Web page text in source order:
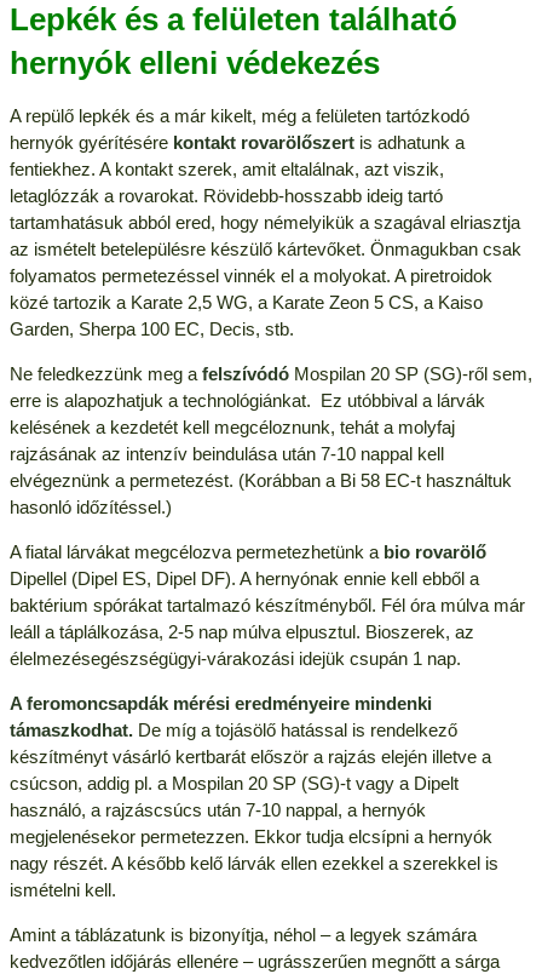
Lepkék és a felületen található
hernyók elleni védekezés
A repülő lepkék és a már kikelt, még a felületen tartózkodó
hernyók gyérítésére kontakt rovarölőszertis adhatunk a
fentiekhez. A kontakt szerek, amit eltalálnak, azt viszik,
letaglózzák a rovarokat. Rövidebb-hosszabb ideig tartó
tartamhatásuk abból ered, hogy némelyikük a szagával elriasztja
az ismételt betelepülésre készülő kártevőket. Önmagukban csak
folyamatos permetezéssel vinnék el a molyokat. A piretroidok
közé tartozik a Karate 2,5 WG, a Karate Zeon 5 CS, a Kaiso
Garden, Sherpa 100 EC, Decis, stb.
Ne feledkezzünk meg a felszívódó Mospilan 20 SP (SG)-ről sem,
erre is alapozhatjuk a technológiánkat. Ez utóbbival a lárvák
kelésének a kezdetét kell megcéloznunk, tehát a molyfaj
rajzásának az intenzív beindulása után 7-10 nappal kell
elvégeznünk a permetezést. (Korábban a Bi 58 EC-t használtuk
hasonló időzítéssel.)
A fiatal lárvákat megcélozva permetezhetünk a bio rovarölő
Dipellel (Dipel ES, Dipel DF). A hernyónak ennie kell ebből a
baktérium spórákat tartalmazó készítményből. Fél óra múlva már
leáll a táplálkozása, 2-5 nap múlva elpusztul. Bioszerek, az
élelmezésegészségügyi-várakozási idejük csupán 1 nap.
A feromoncsapdák mérési eredményeire mindenki
támaszkodhat.De míg a tojásölő hatással is rendelkező
készítményt vásárló kertbarát először a rajzás elején illetve a
csúcson, addig pl. a Mospilan 20 SP (SG)-t vagy a Dipelt
használó, a rajzáscsúcs után 7-10 nappal, a hernyók
megjelenésekor permetezzen. Ekkor tudja elcsípni a hernyók
nagy részét. A később kelő lárvák ellen ezekkel a szerekkel is
ismételni kell.
Amint a táblázatunk is bizonyítja, néhol – a legyek számára
kedvezőtlen időjárás ellenére – ugrásszerűen megnőtt a sárga